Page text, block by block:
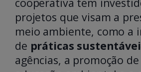
projetos que visam a
meio ambiente, como a
de práticas
agências, a promoção